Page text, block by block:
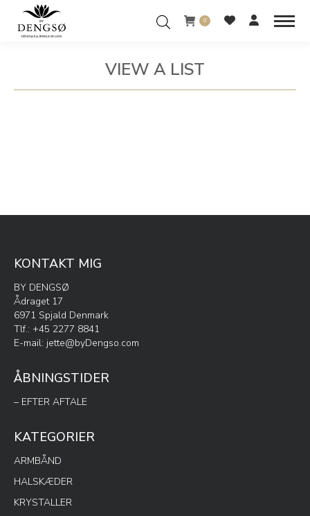
0
VIEW A LIST
You are here:
KONTAKT MIG
BY DENGSØ
Ådraget 17
6971 Spjald Denmark
Tlf.: +45 2277 8841
E-mail: jette@byDengso.com
ÅBNINGSTIDER
– EFTER AFTALE
KATEGORIER
ARMBÅND
HALSKÆDER
KRYSTALLER